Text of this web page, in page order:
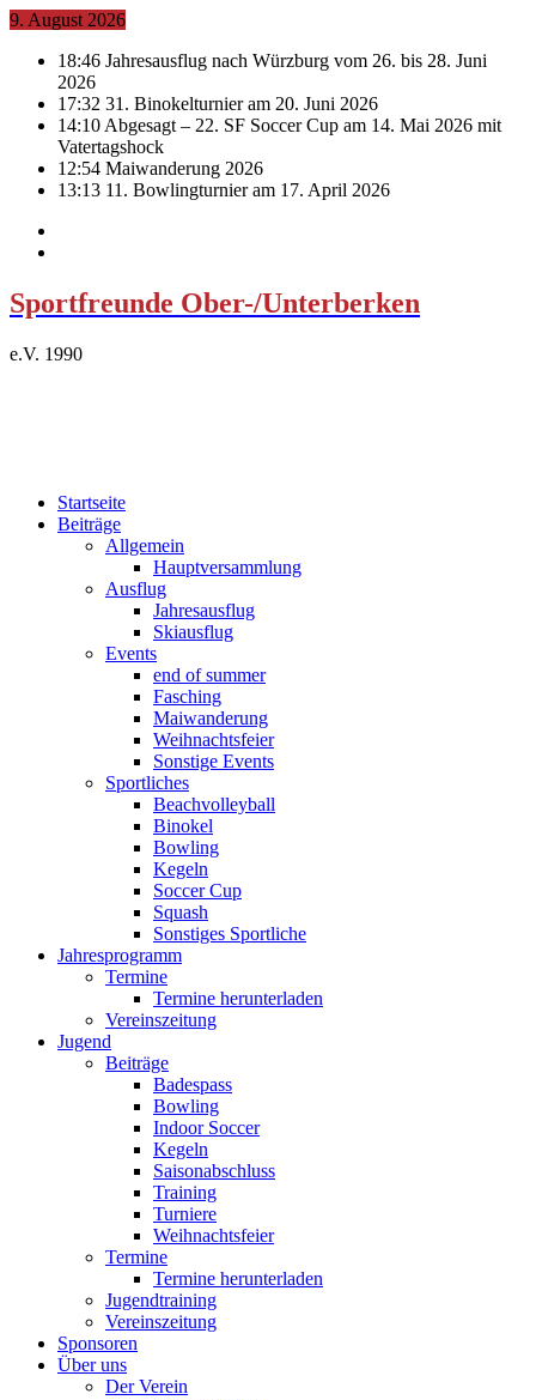
9. August 2026
18:46 Jahresausflug nach Würzburg vom 26. bis 28. Juni
2026
17:32 31. Binokelturnier am 20. Juni 2026
14:10 Abgesagt – 22. SF Soccer Cup am 14. Mai 2026 mit
Vatertagshock
12:54 Maiwanderung 2026
13:13 11. Bowlingturnier am 17. April 2026
Sportfreunde Ober-/Unterberken
e.V. 1990
Startseite
Beiträge
Allgemein
Hauptversammlung
Ausflug
Jahresausflug
Skiausflug
Events
end of summer
Fasching
Maiwanderung
Weihnachtsfeier
Sonstige Events
Sportliches
Beachvolleyball
Binokel
Bowling
Kegeln
Soccer Cup
Squash
Sonstiges Sportliche
Jahresprogramm
Termine
Termine herunterladen
Vereinszeitung
Jugend
Beiträge
Badespass
Bowling
Indoor Soccer
Kegeln
Saisonabschluss
Training
Turniere
Weihnachtsfeier
Termine
Termine herunterladen
Jugendtraining
Vereinszeitung
Sponsoren
Über uns
Der Verein